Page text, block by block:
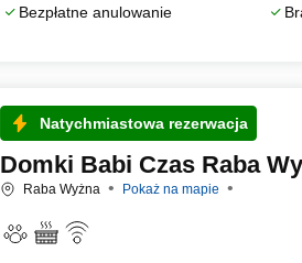
Bezpłatne anulowanie
Natychmiastowa rezerwacja
Domki Babi Czas Raba
Raba Wyżna Pokaż na mapie